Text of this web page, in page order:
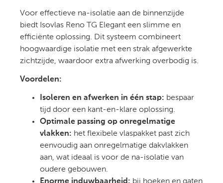
Voor effectieve na-isolatie aan de binnenzijde
biedt Isovlas Reno TG Elegant een slimme en
efficiënte oplossing. Dit systeem combineert
hoogwaardige isolatie met een strak afgewerkte
zichtzijde, waardoor extra afwerking overbodig is.
Voordelen:
Isoleren en afwerken in één stap: bespaar
tijd door een kant-en-klare oplossing.
Optimale passing op onregelmatige
vlakken: het flexibele vlaspakket past zich
eenvoudig aan onregelmatige dakvlakken
aan, wat ideaal is voor de na-isolatie van
oudere gebouwen.